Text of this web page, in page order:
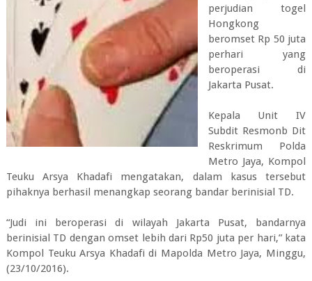
perjudian togel
Hongkong
beromset Rp 50 juta
perhari yang
beroperasi di
Jakarta Pusat.
Kepala Unit IV
Subdit Resmonb Dit
Reskrimum Polda
Metro Jaya, Kompol
Teuku Arsya Khadafi mengatakan, dalam kasus tersebut
pihaknya berhasil menangkap seorang bandar berinisial TD.
“Judi ini beroperasi di wilayah Jakarta Pusat, bandarnya
berinisial TD dengan omset lebih dari Rp50 juta per hari,” kata
Kompol Teuku Arsya Khadafi di Mapolda Metro Jaya, Minggu,
(23/10/2016).